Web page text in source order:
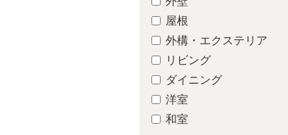
屋根
外構・エクステリア
リビング
ダイニング
洋室
和室